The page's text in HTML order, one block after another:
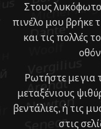
Στους
πινέλο μου βρήκε
και τις πολλές
Ρωτήστε με για
μεταξένιους
βεντάλιες, ή τις
στις